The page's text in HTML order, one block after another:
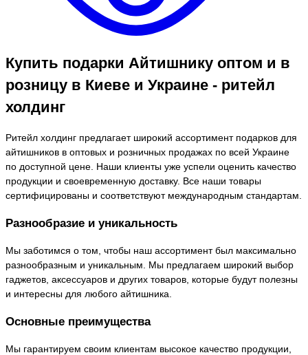
Купить подарки Айтишнику оптом и в
розницу в Киеве и Украине - ритейл
холдинг
Ритейл холдинг предлагает широкий ассортимент подарков для
айтишников в оптовых и розничных продажах по всей Украине
по доступной цене. Наши клиенты уже успели оценить качество
продукции и своевременную доставку. Все наши товары
сертифицированы и соответствуют международным стандартам.
Разнообразие и уникальность
Мы заботимся о том, чтобы наш ассортимент был максимально
разнообразным и уникальным. Мы предлагаем широкий выбор
гаджетов, аксессуаров и других товаров, которые будут полезны
и интересны для любого айтишника.
Основные преимущества
Мы гарантируем своим клиентам высокое качество продукции,